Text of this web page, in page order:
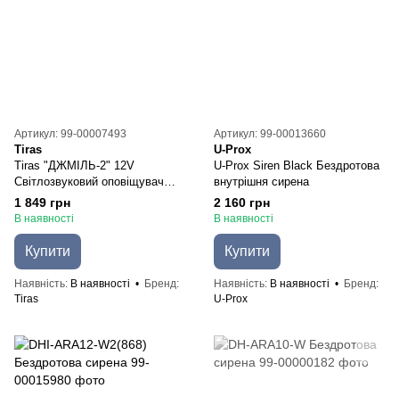
Артикул: 99-00007493
Tiras
Tiras "ДЖМІЛЬ-2" 12V
Світлозвуковий оповіщувач
Тірас
1 849 грн
В наявності
Купити
Наявність В наявності
Бренд
Tiras
Артикул: 99-00013660
U-Prox
U-Prox Siren Black Бездротова
внутрішня сирена
2 160 грн
В наявності
Купити
Наявність В наявності
Бренд
U-Prox